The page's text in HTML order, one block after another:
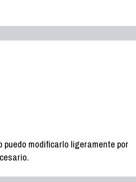
puedo modificarlo ligeramente por